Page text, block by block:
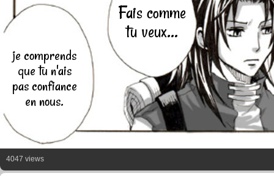
Fais comme
tu veux...
je comprends
que tu n'ais
pas confiance
en nous.
4047 views